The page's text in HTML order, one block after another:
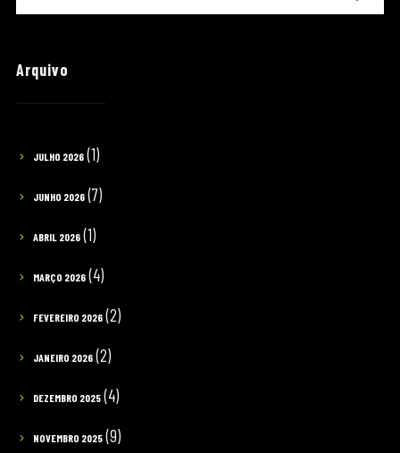
Arquivo
JULHO 2026(1)
JUNHO 2026(7)
ABRIL 2026(1)
MARÇO 2026(4)
FEVEREIRO 2026(2)
JANEIRO 2026(2)
DEZEMBRO 2025(4)
NOVEMBRO 2025(9)